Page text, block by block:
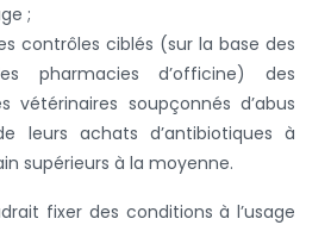
;
contrôles ciblés (sur la base des
pharmacies d’officine) des
vétérinaires soupçonnés d’abus
leurs achats d’antibiotiques à
supérieurs à la moyenne.
fixer des conditions à l’usage